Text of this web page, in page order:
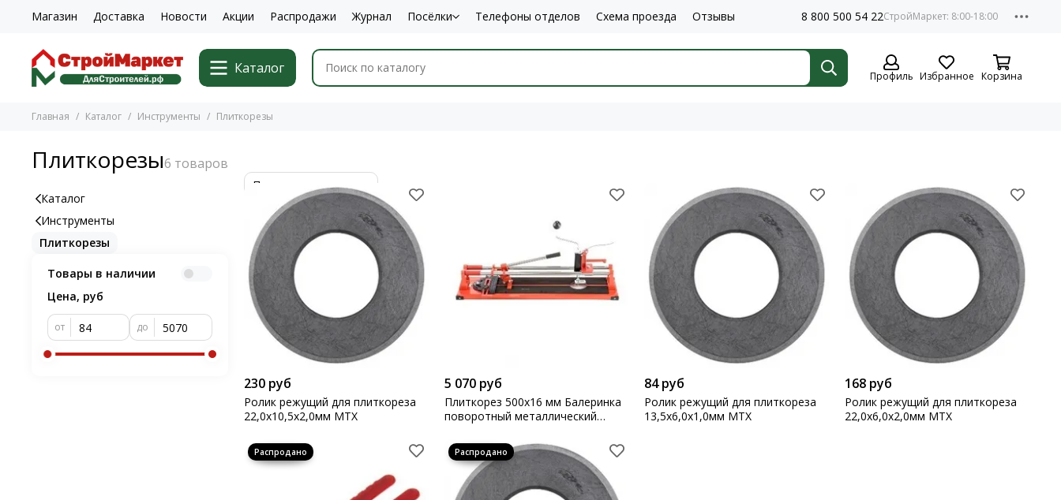
Магазин Доставка Новости Акции Распродажи Журнал Посёлки Телефоны отделов Схема проезда Отзывы 8 800 500 54 22
Каталог Профиль Избранное Корзина
Главная Каталог Инструменты Плиткорезы
Плиткорезы
230 руб
Ролик режущий для плиткореза
22,0х10,5х2,0мм MTX
5 070 руб
Плиткорез 500х16 мм Балеринка
поворотный металлический
84 руб
Ролик режущий для плиткореза
13,5х6,0х1,0мм MTX
168 руб
Ролик режущий для плиткореза
22,0х6,0х2,0мм MTX
Каталог
Инструменты
Плиткорезы
Товары в наличии
Цена, руб
от до